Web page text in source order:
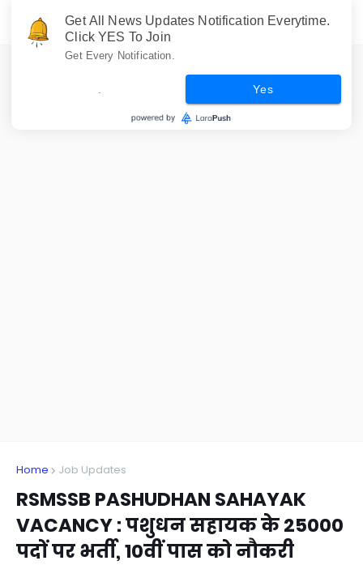
Home Job Updates
RSMSSB PASHUDHAN SAHAYAK
VACANCY : पशुधन सहायक के 25000
पदों पर भर्ती, 10वीं पास को नौकरी
Get All News Updates Notification Everytime.
Click YES To Join
Get Every Notification.
Yes